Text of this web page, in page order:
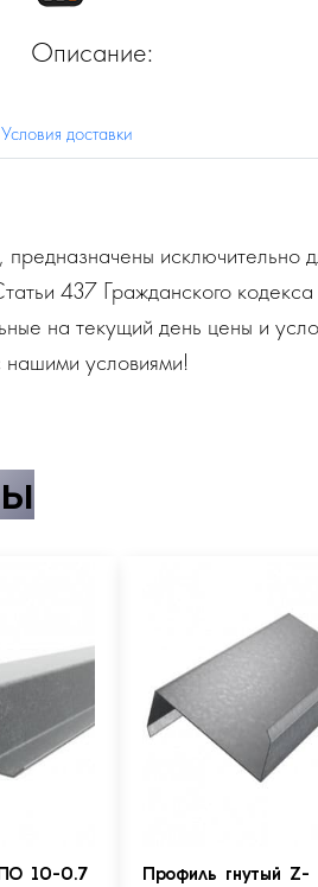
Описание:
Условия доставки
исключительно
437 Гражданского
на текущий день цены и
нашими условиями!
10-0.7
Профиль гнутый Z-